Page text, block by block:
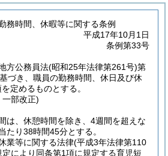
務時間、休暇等に関する条例
平成17年10月1日
条例第33号
方公務員法(昭和25年法律第261号)第
づき、職員の勤務時間、休日及び休
定めるものとする。
部改正)
は、休憩時間を除き、4週間を超えな
たり38時間45分とする。
業等に関する法律(平成3年法律第110
により同条第1項に規定する育児短